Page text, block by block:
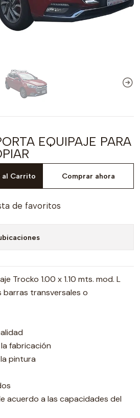
EQUIPAJE PARA
al Carrito Comprar ahora
de favoritos
Trocko 1.00 x 1.10 mts. mod. L
barras transversales o
fabricación
pintura
acuerdo a las capacidades del